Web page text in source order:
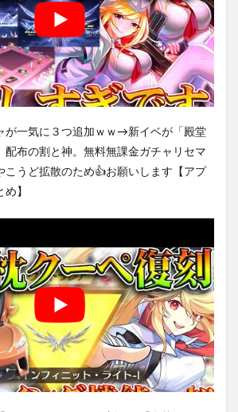
が一気に３つ追加ｗｗ→新イベが「殿堂
配布の割と神。無料無課金ガチャリセマ
こうど拡散のため👍お願いします【アプ
】